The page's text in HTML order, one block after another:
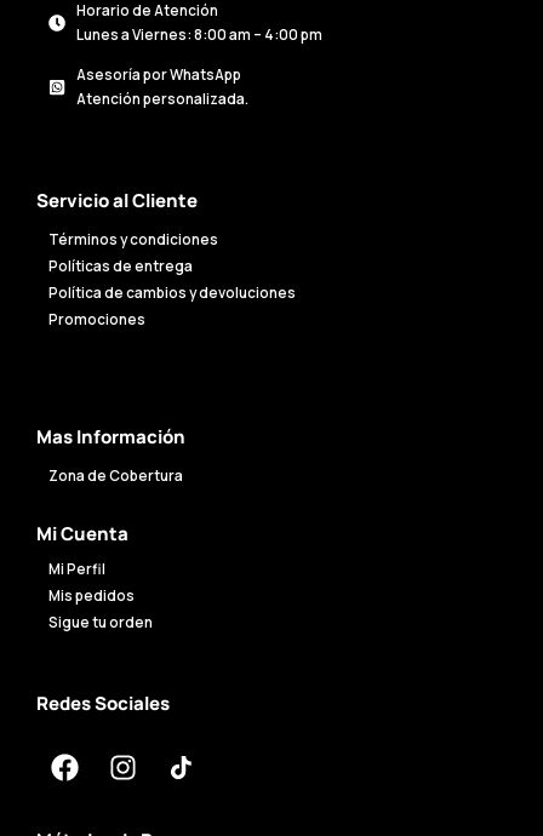
Horario de Atención
Lunes a Viernes: 8:00 am – 4:00 pm
Asesoría por WhatsApp
Atención personalizada.
Servicio al Cliente
Términos y condiciones
Políticas de entrega
Política de cambios y devoluciones
Promociones
Mas Información
Zona de Cobertura
Mi Cuenta
Mi Perfil
Mis pedidos
Sigue tu orden
Redes Sociales